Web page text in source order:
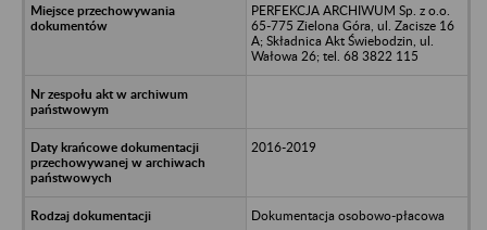
PERFEKCJA ARCHIWUM Sp. z o.o.
65-775 Zielona Góra, ul. Zacisze 16
A; Składnica Akt Świebodzin, ul.
Wałowa 26; tel. 68 3822 115
2016-2019
Dokumentacja osobowo-płacowa